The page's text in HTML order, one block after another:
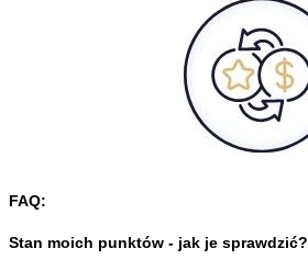
FAQ:
Stan moich punktów - jak je sprawdzić?